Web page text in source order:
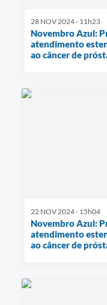
28 NOV 2024 - 11h23
Novembro Azul:
atendimento
ao câncer de
22 NOV 2024 - 15h04
Novembro Azul:
atendimento
ao câncer de